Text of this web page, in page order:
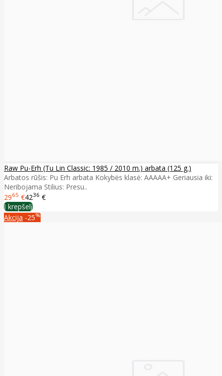
Raw Pu-Erh (Tu Lin Classic: 1985 / 2010 m.) arbata (125 g.)
Arbatos rūšis: Pu Erh arbata Kokybės klasė: AAAAA+ Geriausia iki:
Neribojama Stilius: Presu..
2965 €4236 €
Į krepšelį
Akcija -25%